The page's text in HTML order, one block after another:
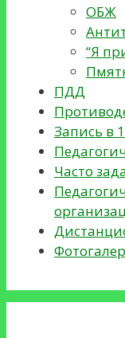
ОБЖ
“Я
ПДД
Запись в
Часто